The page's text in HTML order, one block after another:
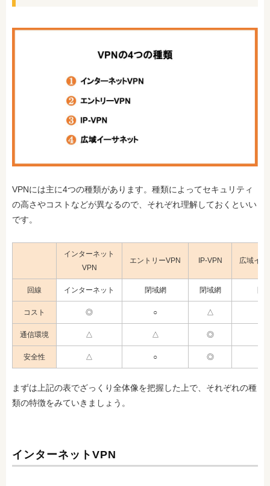
VPNには主に4つの種類があります。種類によってセキュリティ
の高さやコストなどが異なるので、それぞれ理解しておくといい
です。
インターネット
VPN
エントリーVPN IP-VPN 広域イ
回線 インターネット 閉域網 閉域網 閉
コスト ◎ ○ △
通信環境 △ △ ◎
安全性 △ ○ ◎
まずは上記の表でざっくり全体像を把握した上で、それぞれの種
類の特徴をみていきましょう。
インターネットVPN